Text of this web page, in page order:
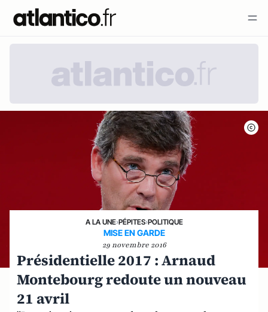
A LA UNE›PÉPITES›POLITIQUE
MISE EN GARDE
29 novembre 2016
Présidentielle 2017 : Arnaud
Montebourg redoute un nouveau
21 avril